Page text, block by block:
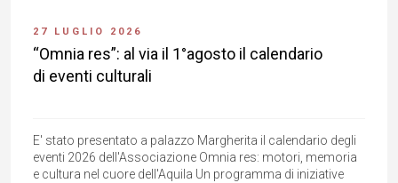
27 LUGLIO 2026
“Omnia res”: al via il 1°agosto il calendario
di eventi culturali
E' stato presentato a palazzo Margherita il calendario degli
eventi 2026 dell'Associazione Omnia res: motori, memoria
e cultura nel cuore dell'Aquila Un programma di iniziative